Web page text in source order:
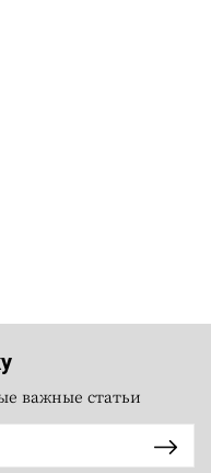
важные статьи